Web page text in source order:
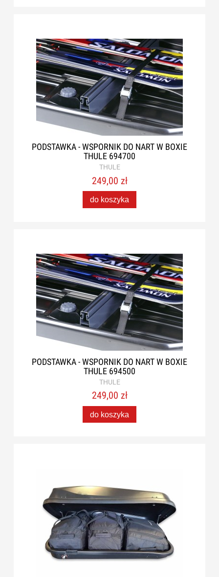
PODSTAWKA - WSPORNIK DO NART W BOXIE
THULE 694700
THULE
249,00 zł
do koszyka
PODSTAWKA - WSPORNIK DO NART W BOXIE
THULE 694500
THULE
249,00 zł
do koszyka